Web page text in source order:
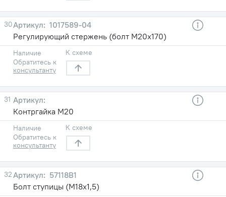
30
1017589-04
Регулирующий стержень (болт М20х170)
Наличие
Обратитесь к
консультанту
К схеме
31
Контргайка М20
Наличие
Обратитесь к
консультанту
К схеме
32
57118В1
Болт ступицы (М18х1,5)